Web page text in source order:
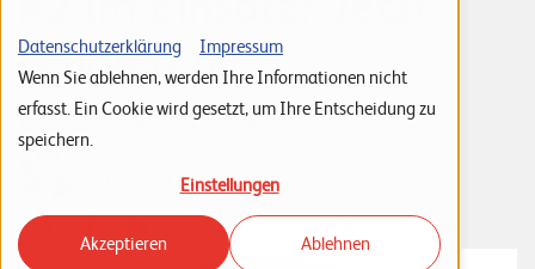
Datenschutzerklärung
Impressum
Wenn Sie ablehnen, werden Ihre Informationen nicht
erfasst. Ein Cookie wird gesetzt, um Ihre Entscheidung zu
speichern.
Einstellungen
Akzeptieren Ablehnen
e
i
P
reagieren!
Tags: Microsoft IT Infrastructure & Cloud
News